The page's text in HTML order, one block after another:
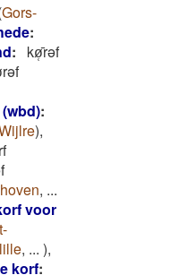
Gors-
:
:
kø̜̄rǝf
:
),
, ...
voor
, ... ),
korf: